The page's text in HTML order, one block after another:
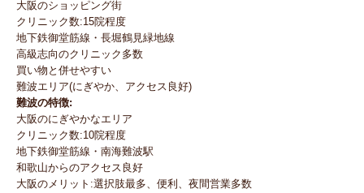
大阪のショッピング街
クリニック数:15院程度
地下鉄御堂筋線・長堀鶴見緑地線
高級志向のクリニック多数
買い物と併せやすい
難波エリア(にぎやか、アクセス良好)
難波の特徴:
大阪のにぎやかなエリア
クリニック数:10院程度
地下鉄御堂筋線・南海難波駅
和歌山からのアクセス良好
大阪のメリット:選択肢最多、便利、夜間営業多数